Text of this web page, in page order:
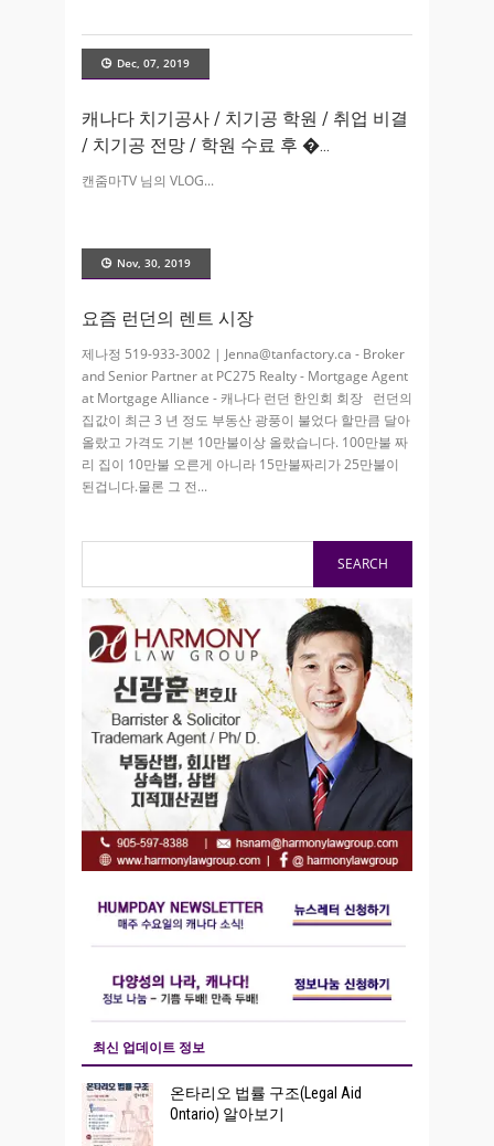
Dec, 07, 2019
캐나다 치기공사 / 치기공 학원 / 취업 비결
/ 치기공 전망 / 학원 수료 후 �
캔줌마TV 님의 VLOG
Nov, 30, 2019
요즘 런던의 렌트 시장
제나정 519-933-3002 | Jenna@tanfactory.ca - Broker
and Senior Partner at PC275 Realty - Mortgage Agent
at Mortgage Alliance - 캐나다 런던 한인회 회장 런던의
집값이 최근 3 년 정도 부동산 광풍이 불었다 할만큼 달아
올랐고 가격도 기본 10만불이상 올랐습니다. 100만불 짜
리 집이 10만불 오른게 아니라 15만불짜리가 25만불이
된겁니다. ​ 물론 그 전
최신 업데이트 정보
온타리오 법률 구조(Legal Aid
Ontario) 알아보기